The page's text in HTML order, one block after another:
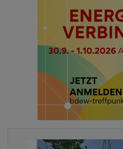
Wärme umgewandelt
kleinere
Betriebsgebäuden.
Abonnieren Sie
Link zur kostenlosen